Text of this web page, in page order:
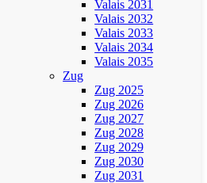
Valais 2031
Valais 2032
Valais 2033
Valais 2034
Valais 2035
Zug
Zug 2025
Zug 2026
Zug 2027
Zug 2028
Zug 2029
Zug 2030
Zug 2031